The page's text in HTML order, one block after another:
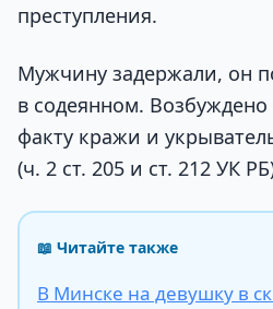
преступления.
Мужчину задержали, он
в содеянном. Возбуждено
факту кражи и
(ч. 2 ст. 205 и ст. 212 УК
📖 Читайте также
В Минске на девушку в